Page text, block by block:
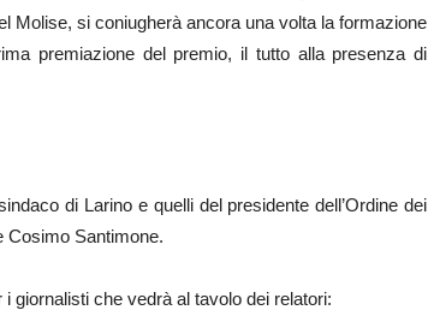
Molise, si coniugherà ancora una volta la formazione
premiazione del premio, il tutto alla presenza di
di Larino e quelli del presidente dell’Ordine dei
Cosimo Santimone.
giornalisti che vedrà al tavolo dei relatori: